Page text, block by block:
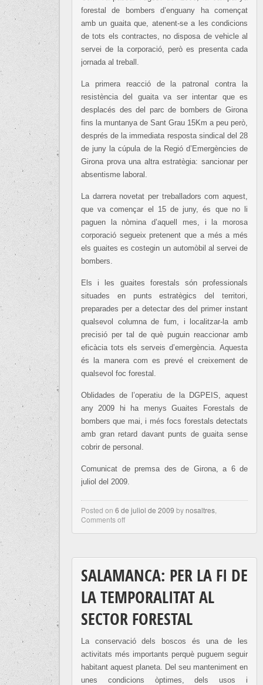
forestal de bombers d’enguany ha començat
amb un guaita que, atenent-se a les condicions
de tots els contractes, no disposa de vehicle al
servei de la corporació, però es presenta cada
jornada al treball.
La primera reacció de la patronal contra la
resistència del guaita va ser intentar que es
desplacés des del parc de bombers de Girona
fins la muntanya de Sant Grau 15Km a peu però,
després de la immediata resposta sindical del 28
de juny la cúpula de la Regió d’Emergències de
Girona prova una altra estratègia: sancionar per
absentisme laboral.
La darrera novetat per treballadors com aquest,
que va començar el 15 de juny, és que no li
paguen la nòmina d’aquell mes, i la morosa
corporació segueix pretenent que a més a més
els guaites es costegin un automòbil al servei de
bombers.
Els i les guaites forestals són professionals
situades en punts estratègics del territori,
preparades per a detectar des del primer instant
qualsevol columna de fum, i localitzar-la amb
precisió per tal de què puguin reaccionar amb
eficàcia tots els serveis d’emergència. Aquesta
és la manera com es prevé el creixement de
qualsevol foc forestal.
Oblidades de l’operatiu de la DGPEIS, aquest
any 2009 hi ha menys Guaites Forestals de
bombers que mai, i més focs forestals detectats
amb gran retard davant punts de guaita sense
cobrir de personal.
Comunicat de premsa des de Girona, a 6 de
juliol del 2009.
Posted on 6 de juliol de 2009 by nosaltres
Comments off
SALAMANCA: PER LA FI DE
LA TEMPORALITAT AL
SECTOR FORESTAL
La conservació dels boscos és una de les
activitats més importants perquè puguem seguir
habitant aquest planeta. Del seu manteniment en
unes condicions òptimes, dels usos i